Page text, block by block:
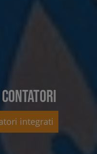
integrati